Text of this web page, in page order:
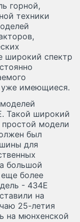
горной,
техники
широкий спектр
уже имеющиеся.
Такой широкий
модели
был
для
большой
более
- 434Е
на
25-летия
на мюнхенской